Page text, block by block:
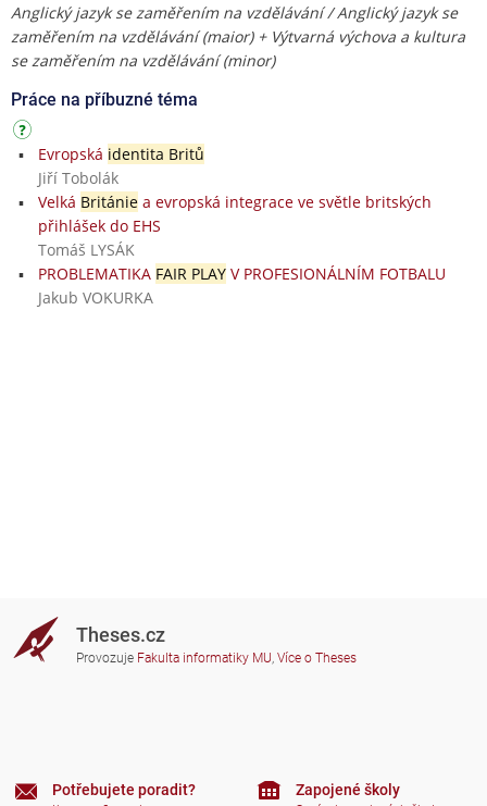
Anglický jazyk se zaměřením na vzdělávání / Anglický jazyk se
zaměřením na vzdělávání (maior) + Výtvarná výchova a kultura
se zaměřením na vzdělávání (minor)
Práce na příbuzné téma
Evropská identita Britů
Jiří Tobolák
Velká Britániea evropská integrace ve světle britských
přihlášek do EHS
Tomáš LYSÁK
PROBLEMATIKA FAIR PLAYV PROFESIONÁLNÍM FOTBALU
Jakub VOKURKA
Theses.cz
Provozuje Fakulta informatiky MU, Více o Theses
Potřebujete poradit? Zapojené školy